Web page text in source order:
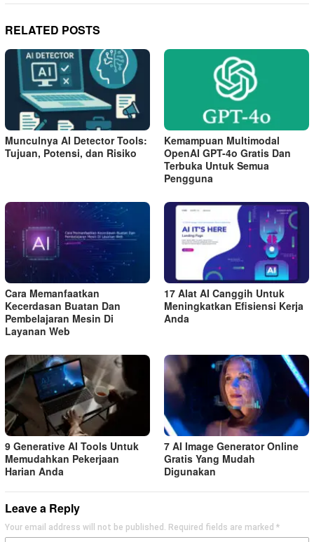
RELATED POSTS
Munculnya AI Detector Tools:
Tujuan, Potensi, dan Risiko
Kemampuan Multimodal
OpenAI GPT-4o Gratis Dan
Terbuka Untuk Semua
Pengguna
Cara Memanfaatkan
Kecerdasan Buatan Dan
Pembelajaran Mesin Di
Layanan Web
17 Alat AI Canggih Untuk
Meningkatkan Efisiensi Kerja
Anda
9 Generative AI Tools Untuk
Memudahkan Pekerjaan
Harian Anda
7 AI Image Generator Online
Gratis Yang Mudah
Digunakan
Leave a Reply
Your email address will not be published. Required fields are marked *